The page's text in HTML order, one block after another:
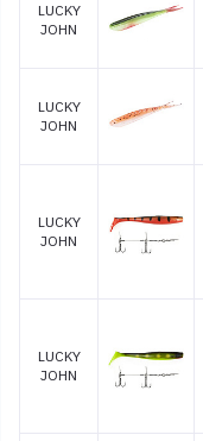
LUCKY
JOHN
LUCKY
JOHN
LUCKY
JOHN
LUCKY
JOHN